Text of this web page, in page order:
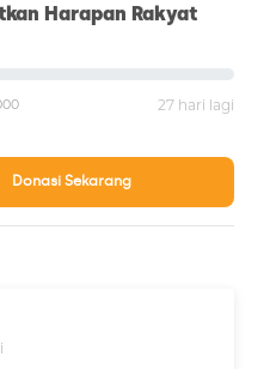
Harapan Rakyat
27 hari lagi
Donasi Sekarang